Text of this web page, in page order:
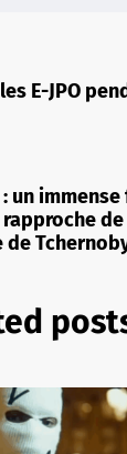
E-JPO
un immense
de